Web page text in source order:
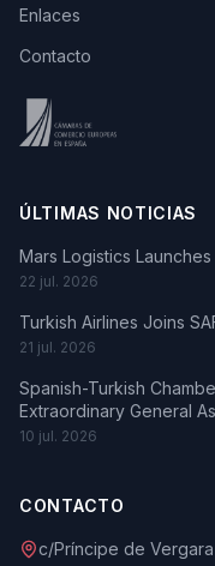
Enlaces
Contacto
ÚLTIMAS NOTICIAS
Mars Logistics
22 jul. 2026
Turkish Airlines Joins
21 jul. 2026
Spanish-Turkish
Extraordinary General
10 jul. 2026
CONTACTO
c/Príncipe de